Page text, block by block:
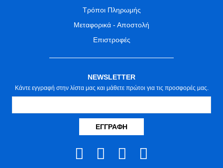
Τρόποι Πληρωμής
Μεταφορικά - Αποστολή
Επιστροφές
NEWSLETTER
Κάντε εγγραφή στην λίστα μας και μάθετε πρώτοι για τις προσφορές μας.
ΕΓΓΡΑΦΉ